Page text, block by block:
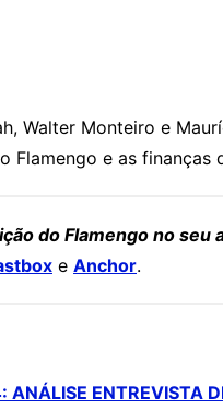
Walter Monteiro e
e as finanças
do Flamengo no seu
e Anchor.
ENTREVISTA